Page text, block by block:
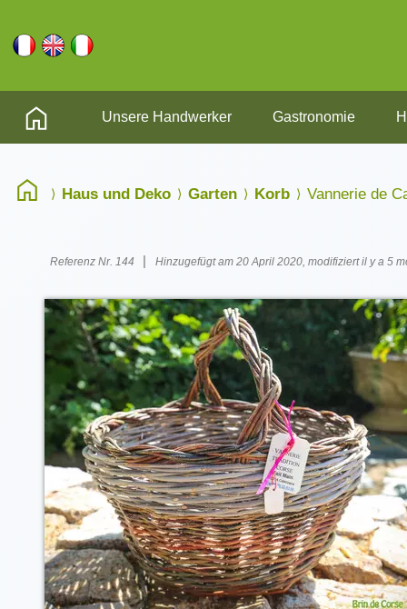
Unsere Handwerker Gastronomie
Haus und Deko Garten Korb Vannerie de
Referenz Nr. 144 | Hinzugefügt am 20 April 2020, modifiziert il y a 5